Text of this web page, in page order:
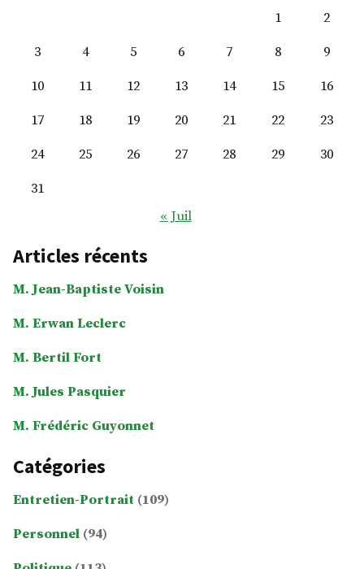
1
2
3
4 5 6 7 8
9
10
11 12 13 14 15
16
17
18 19 20 21 22
23
24
25 26 27 28 29
30
31
« Juil
Articles récents
M. Jean-Baptiste Voisin
M. Erwan Leclerc
M. Bertil Fort
M. Jules Pasquier
M. Frédéric Guyonnet
Catégories
Entretien-Portrait (109)
Personnel (94)